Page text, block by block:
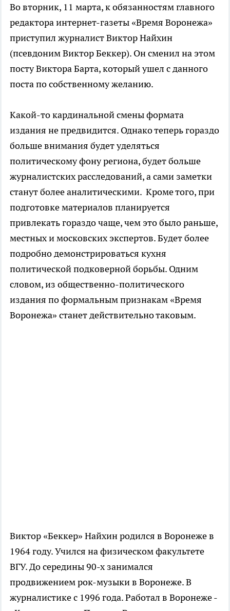
Во вторник, 11 марта, к обязанностям главного
редактора интернет-газеты «Время Воронежа»
приступил журналист Виктор Найхин
(псевдоним Виктор Беккер). Он сменил на этом
посту Виктора Барта, который ушел с данного
поста по собственному желанию.
Какой-то кардинальной смены формата
издания не предвидится. Однако теперь гораздо
больше внимания будет уделяться
политическому фону региона, будет больше
журналистских расследований, а сами заметки
станут более аналитическими. Кроме того, при
подготовке материалов планируется
привлекать гораздо чаще, чем это было раньше,
местных и московских экспертов. Будет более
подробно демонстрироваться кухня
политической подковерной борьбы. Одним
словом, из общественно-политического
издания по формальным признакам «Время
Воронежа» станет действительно таковым.
Виктор «Беккер» Найхин родился в Воронеже в
1964 году. Учился на физическом факультете
ВГУ. До середины 90-х занимался
продвижением рок-музыки в Воронеже. В
журналистике с 1996 года. Работал в Воронеже -